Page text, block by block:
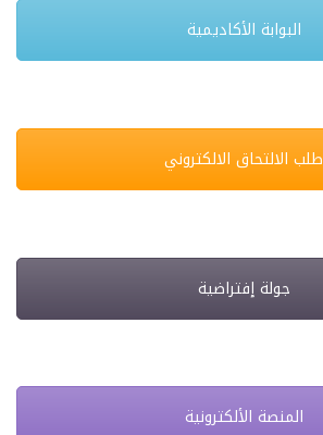
البوابة الأكاديمية
طلب الالتحاق الالكتروني
جولة إفتراضية
المنصة الألكترونية